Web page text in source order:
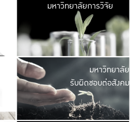
มีพื้นที่เขียวสดใส
เป็นป่าในเมือง เกษต
มหาวิทยาลัยการวิจัย
มหาวิ
ค
เปิดประ
และพบเรื่องราวใ
มหาวิทยาลัย
รับผิดชอบต่อสังคม